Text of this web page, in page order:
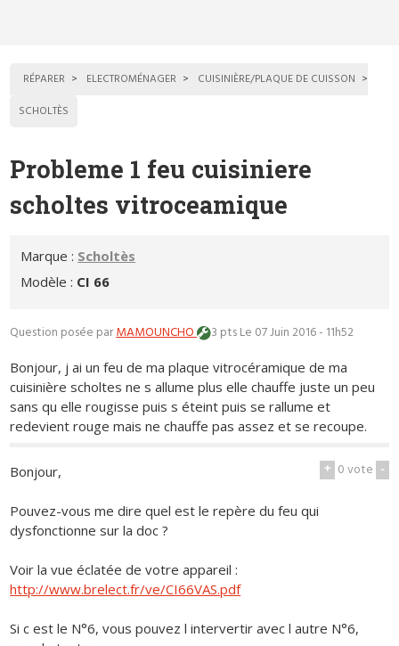
RÉPARER ELECTROMÉNAGER
CUISINIÈRE/PLAQUE DE CUISSON
SCHOLTÈS
Probleme 1 feu cuisiniere
scholtes vitroceamique
Marque : Scholtès
Modèle : CI 66
Question posée parMAMOUNCHO 3 ptsLe 07 Juin 2016 - 11h52
Bonjour, j ai un feu de ma plaque vitrocéramique de ma
cuisinière scholtes ne s allume plus elle chauffe juste un peu
sans qu elle rougisse puis s éteint puis se rallume et
redevient rouge mais ne chauffe pas assez et se recoupe.
+ 0vote -
Bonjour,
Pouvez-vous me dire quel est le repère du feu qui
dysfonctionne sur la doc ?
Voir la vue éclatée de votre appareil :
http://www.brelect.fr/ve/CI66VAS.pdf
Si c est le N°6, vous pouvez l intervertir avec l autre N°6,